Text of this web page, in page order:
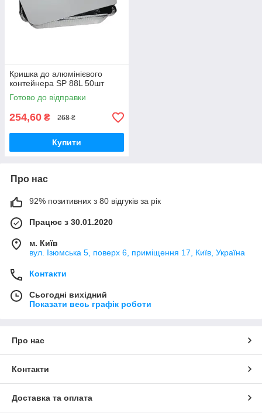
Кришка до алюмінієвого
контейнера SP 88L 50шт
Готово до відправки
254,60 ₴ 268 ₴
Купити
Про нас
92% позитивних з 80 відгуків за рік
Працює з 30.01.2020
м. Київ
вул. Ізюмська 5, поверх 6, приміщення 17, Київ, Україна
Контакти
Сьогодні вихідний
Показати весь графік роботи
Про нас
Контакти
Доставка та оплата